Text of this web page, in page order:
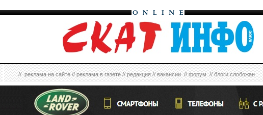
//реклама на сайте//реклама в газете//редакция//вакансии//форум//блоги слобожан